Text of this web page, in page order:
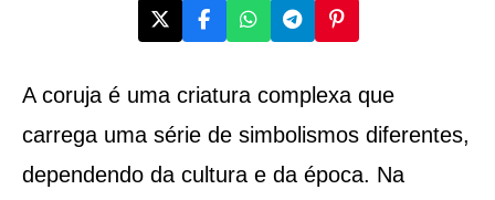
A coruja é uma criatura complexa que
carrega uma série de simbolismos diferentes,
dependendo da cultura e da época. Na